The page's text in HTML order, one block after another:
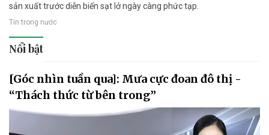
sản xuất trước diễn biến sạt lở ngày càng phức tạp.
Tin trong nước
Nổi bật
[Góc nhìn tuần qua]: Mưa cực đoan đô thị -
“Thách thức từ bên trong”